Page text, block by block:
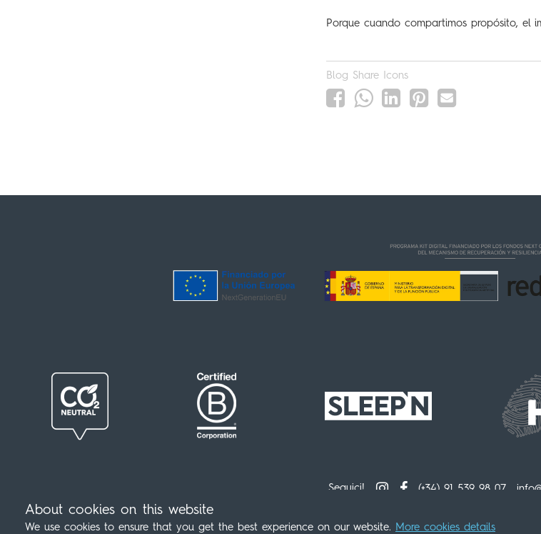
Porque cuando compartimos propósito, el
Blog Share Icons
Seguici! (+34) 91 539 98 07
About cookies on this website
We use cookies to ensure that you get the best experience on our website. More cookies details